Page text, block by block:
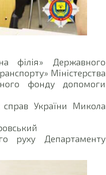
філія» Державного
Міністерства
фонду допомоги
справ України Микола
руху Департаменту